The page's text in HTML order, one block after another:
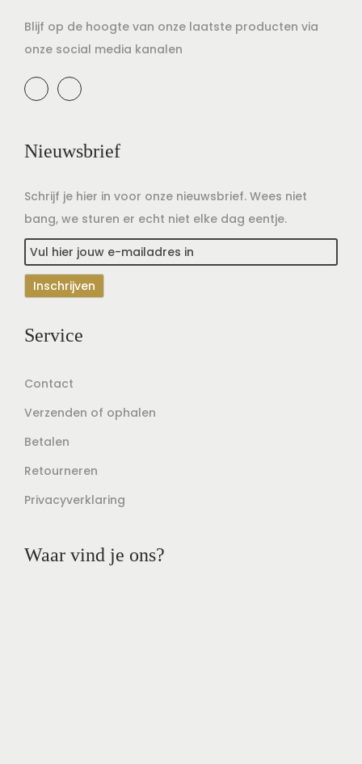
Blijf op de hoogte van onze laatste producten via
onze social media kanalen
Nieuwsbrief
Schrijf je hier in voor onze nieuwsbrief. Wees niet
bang, we sturen er echt niet elke dag eentje.
Service
Contact
Verzenden of ophalen
Betalen
Retourneren
Privacyverklaring
Waar vind je ons?